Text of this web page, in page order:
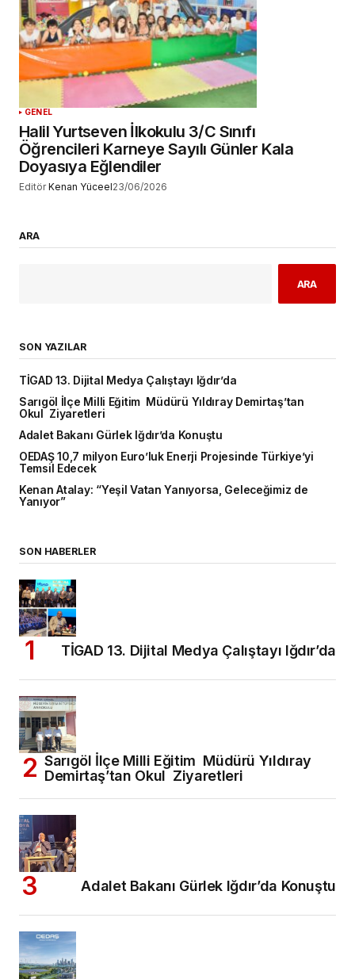
GENEL
Halil Yurtseven İlkokulu 3/C Sınıfı
Öğrencileri Karneye Sayılı Günler Kala
Doyasıya Eğlendiler
Editör Kenan Yüceel23/06/2026
ARA
ARA
SON YAZILAR
TİGAD 13. Dijital Medya Çalıştayı Iğdır’da
Sarıgöl İlçe Milli Eğitim Müdürü Yıldıray Demirtaş’tan
Okul Ziyaretleri
Adalet Bakanı Gürlek Iğdır’da Konuştu
OEDAŞ 10,7 milyon Euro’luk Enerji Projesinde Türkiye’yi
Temsil Edecek
Kenan Atalay: “Yeşil Vatan Yanıyorsa, Geleceğimiz de
Yanıyor”
SON HABERLER
TİGAD 13. Dijital Medya Çalıştayı Iğdır’da
Sarıgöl İlçe Milli Eğitim Müdürü Yıldıray
Demirtaş’tan Okul Ziyaretleri
Adalet Bakanı Gürlek Iğdır’da Konuştu